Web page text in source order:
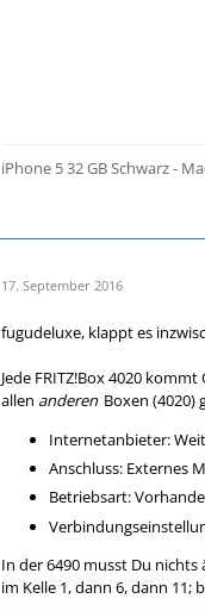
iPhone 5 32 GB Schwarz -
17. September 2016
fugudeluxe, klappt es
Jede FRITZ!Box 4020
allen anderen Boxen (4020)
Internetanbieter:
Anschluss: Externes
Betriebsart:
In der 6490 musst Du
im Kelle 1, dann 6, dann 11;